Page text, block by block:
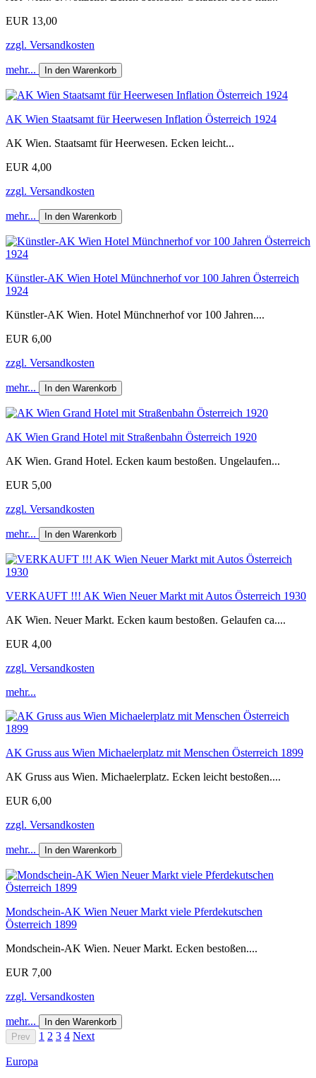
EUR 13,00
zzgl. Versandkosten
mehr... In den Warenkorb
AK Wien Staatsamt für Heerwesen Inflation Österreich 1924
AK Wien. Staatsamt für Heerwesen. Ecken leicht...
EUR 4,00
zzgl. Versandkosten
mehr... In den Warenkorb
Künstler-AK Wien Hotel Münchnerhof vor 100 Jahren Österreich
1924
Künstler-AK Wien. Hotel Münchnerhof vor 100 Jahren....
EUR 6,00
zzgl. Versandkosten
mehr... In den Warenkorb
AK Wien Grand Hotel mit Straßenbahn Österreich 1920
AK Wien. Grand Hotel. Ecken kaum bestoßen. Ungelaufen...
EUR 5,00
zzgl. Versandkosten
mehr... In den Warenkorb
VERKAUFT !!! AK Wien Neuer Markt mit Autos Österreich 1930
AK Wien. Neuer Markt. Ecken kaum bestoßen. Gelaufen ca....
EUR 4,00
zzgl. Versandkosten
mehr...
AK Gruss aus Wien Michaelerplatz mit Menschen Österreich 1899
AK Gruss aus Wien. Michaelerplatz. Ecken leicht bestoßen....
EUR 6,00
zzgl. Versandkosten
mehr... In den Warenkorb
Mondschein-AK Wien Neuer Markt viele Pferdekutschen
Österreich 1899
Mondschein-AK Wien. Neuer Markt. Ecken bestoßen....
EUR 7,00
zzgl. Versandkosten
mehr...
In den Warenkorb
Prev
1 2 3 4 Next
Europa